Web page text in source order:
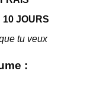
10 JOURS
tu veux
: